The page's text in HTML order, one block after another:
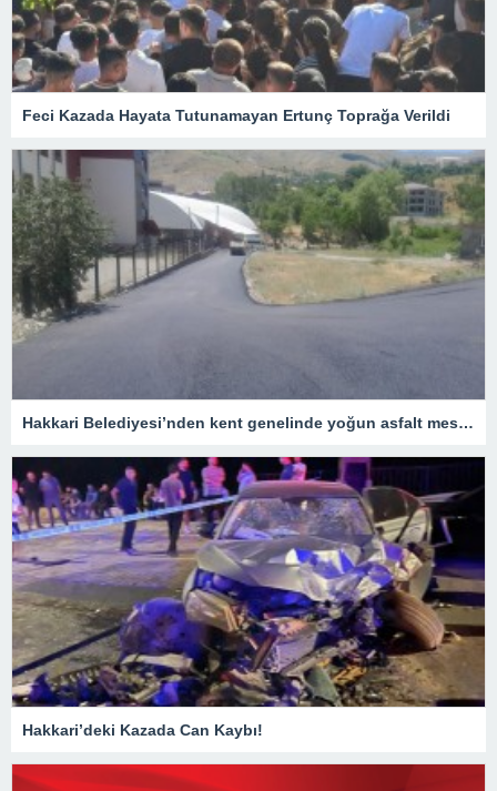
Feci Kazada Hayata Tutunamayan Ertunç Toprağa Verildi
Hakkari Belediyesi’nden kent genelinde yoğun asfalt mesaisi
Hakkari’deki Kazada Can Kaybı!